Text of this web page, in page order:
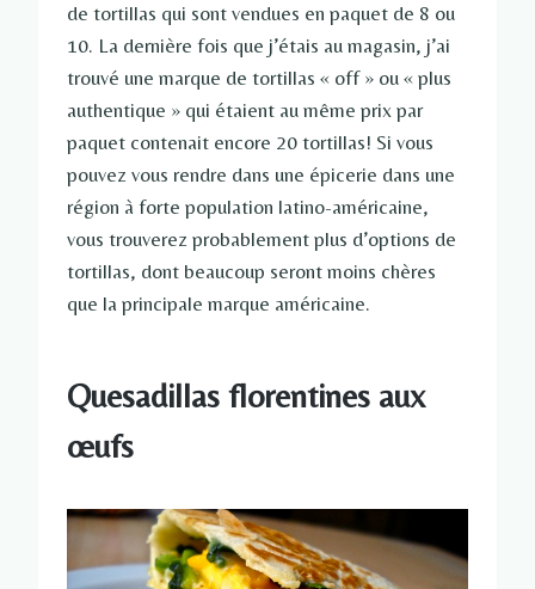
de tortillas qui sont vendues en paquet de 8 ou
10. La dernière fois que j’étais au magasin, j’ai
trouvé une marque de tortillas « off » ou « plus
authentique » qui étaient au même prix par
paquet contenait encore 20 tortillas! Si vous
pouvez vous rendre dans une épicerie dans une
région à forte population latino-américaine,
vous trouverez probablement plus d’options de
tortillas, dont beaucoup seront moins chères
que la principale marque américaine.
Quesadillas florentines aux
œufs